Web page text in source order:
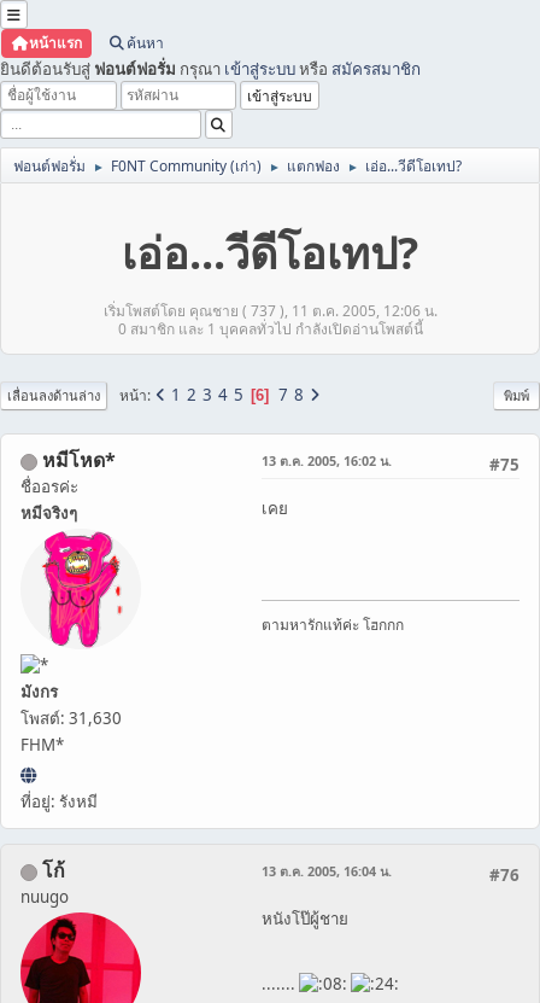
หน้าแรก ค้นหา
ยินดีต้อนรับสู่ ฟอนต์ฟอรั่ม กรุณา เข้าสู่ระบบหรือ สมัครสมาชิก
ฟอนต์ฟอรั่ม ► F0NT Community (เก่า) ► แตกฟอง ► เอ่อ...วีดีโอเทป?
เอ่อ...วีดีโอเทป?
เริ่มโพสต์โดย คุณชาย ( 737 ), 11 ต.ค. 2005, 12:06 น.
0 สมาชิก และ 1 บุคคลทั่วไป กำลังเปิดอ่านโพสต์นี้
พิมพ์
เลื่อนลงด้านล่าง หน้า 1 2 3 4 5 6 7 8
หมีโหด*
ชื่ออรค่ะ
หมีจริงๆ
มังกร
โพสต์: 31,630
FHM*
ที่อยู่: รังหมี
#75
13 ต.ค. 2005, 16:02 น.
เคย
ตามหารักแท้ค่ะ โฮกกก
โก้
nuugo
#76
13 ต.ค. 2005, 16:04 น.
หนังโป๊ผู้ชาย
.......